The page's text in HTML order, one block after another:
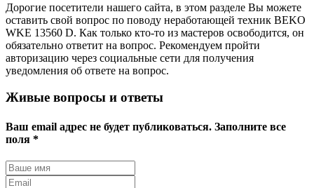
Дорогие посетители нашего сайта, в этом разделе Вы можете
оставить свой вопрос по поводу неработающей техник BEKO
WKE 13560 D. Как только кто-то из мастеров освободится, он
обязательно ответит на вопрос. Рекомендуем пройти
авторизацию через социальные сети для получения
уведомления об ответе на вопрос.
Живые вопросы и ответы
Ваш email адрес не будет публиковаться. Заполните все
поля *